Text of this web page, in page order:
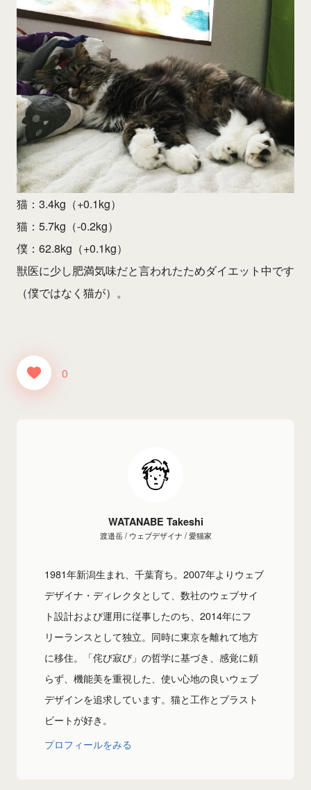
猫：3.4kg（+0.1kg）
猫：5.7kg（-0.2kg）
僕：62.8kg（+0.1kg）
獣医に少し肥満気味だと言われたためダイエット中です
（僕ではなく猫が）。
0
WATANABE Takeshi
渡邉岳 / ウェブデザイナ / 愛猫家
1981年新潟生まれ、千葉育ち。2007年よりウェブ
デザイナ・ディレクタとして、数社のウェブサイ
ト設計および運用に従事したのち、2014年にフ
リーランスとして独立。同時に東京を離れて地方
に移住。「侘び寂び」の哲学に基づき、感覚に頼
らず、機能美を重視した、使い心地の良いウェブ
デザインを追求しています。猫と工作とブラスト
ビートが好き。
プロフィールをみる